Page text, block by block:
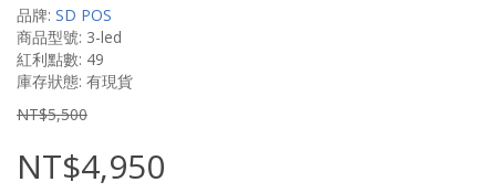
品牌: SD POS
商品型號: 3-led
紅利點數: 49
庫存狀態: 有現貨
NT$5,500
NT$4,950